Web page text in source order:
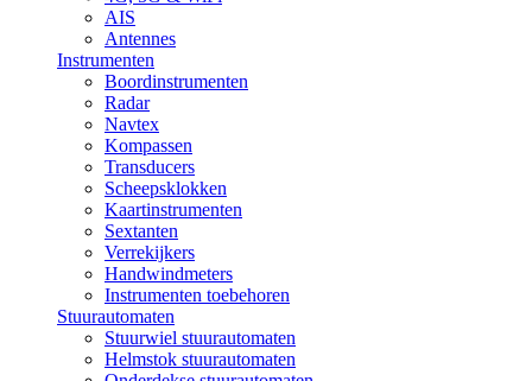
AIS
Antennes
Instrumenten
Boordinstrumenten
Radar
Navtex
Kompassen
Transducers
Scheepsklokken
Kaartinstrumenten
Sextanten
Verrekijkers
Handwindmeters
Instrumenten toebehoren
Stuurautomaten
Stuurwiel stuurautomaten
Helmstok stuurautomaten